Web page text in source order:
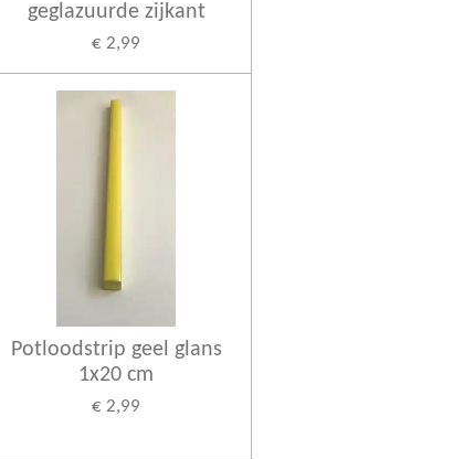
geglazuurde zijkant
€ 2,99
Potloodstrip geel glans
1x20 cm
€ 2,99